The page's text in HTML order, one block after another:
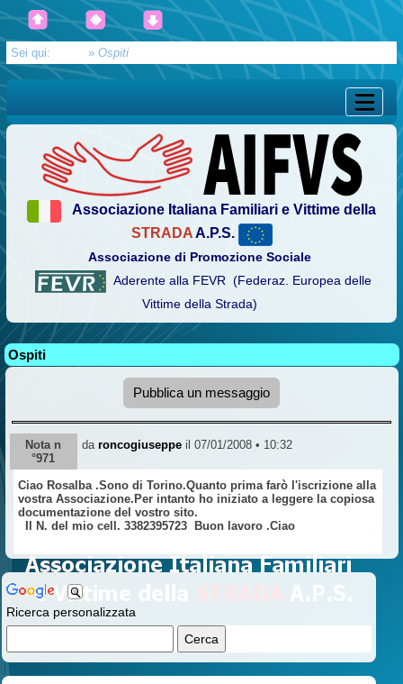
Sei qui: » Ospiti
Associazione Italiana Familiari e Vittime della
STRADAA.P.S.
Associazione di Promozione Sociale
Aderente alla FEVR (Federaz. Europea delle
Vittime della Strada)
Ricerca personalizzata
Ospiti
Pubblica un messaggio
Nota n
°971
da roncogiuseppe il 07/01/2008 • 10:32
Ciao Rosalba .Sono di Torino.Quanto prima farò l'iscrizione alla
vostra Associazione.Per intanto ho iniziato a leggere la copiosa
documentazione del vostro sito.
Il N. del mio cell. 3382395723 Buon lavoro .Ciao